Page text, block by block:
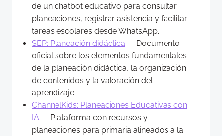
de un chatbot educativo para consultar
planeaciones, registrar asistencia y facilitar
tareas escolares desde WhatsApp.
SEP: Planeación didáctica — Documento
oficial sobre los elementos fundamentales
de la planeación didáctica, la organización
de contenidos y la valoración del
aprendizaje.
ChannelKids: Planeaciones Educativas con
IA — Plataforma con recursos y
planeaciones para primaria alineados a la